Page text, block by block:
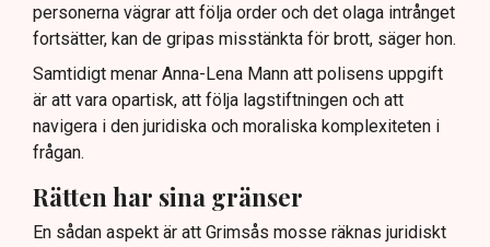
personerna vägrar att följa order och det olaga intrånget
fortsätter, kan de gripas misstänkta för brott, säger hon.
Samtidigt menar Anna-Lena Mann att polisens uppgift
är att vara opartisk, att följa lagstiftningen och att
navigera i den juridiska och moraliska komplexiteten i
frågan.
Rätten har sina gränser
En sådan aspekt är att Grimsås mosse räknas juridiskt